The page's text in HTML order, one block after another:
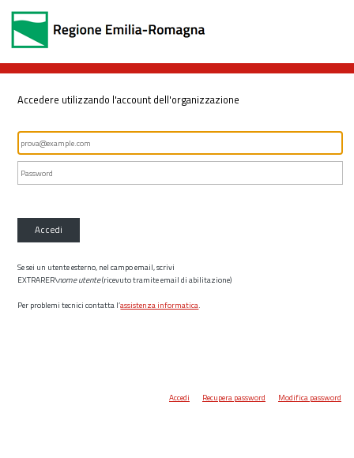
Accedere utilizzando l'account dell'organizzazione
Accedi
Se sei un utente esterno, nel campo email, scrivi
EXTRARER\nome utente(ricevuto tramite email di abilitazione)
Per problemi tecnici contatta l’assistenza informatica.
Accedi Recupera password Modifica password